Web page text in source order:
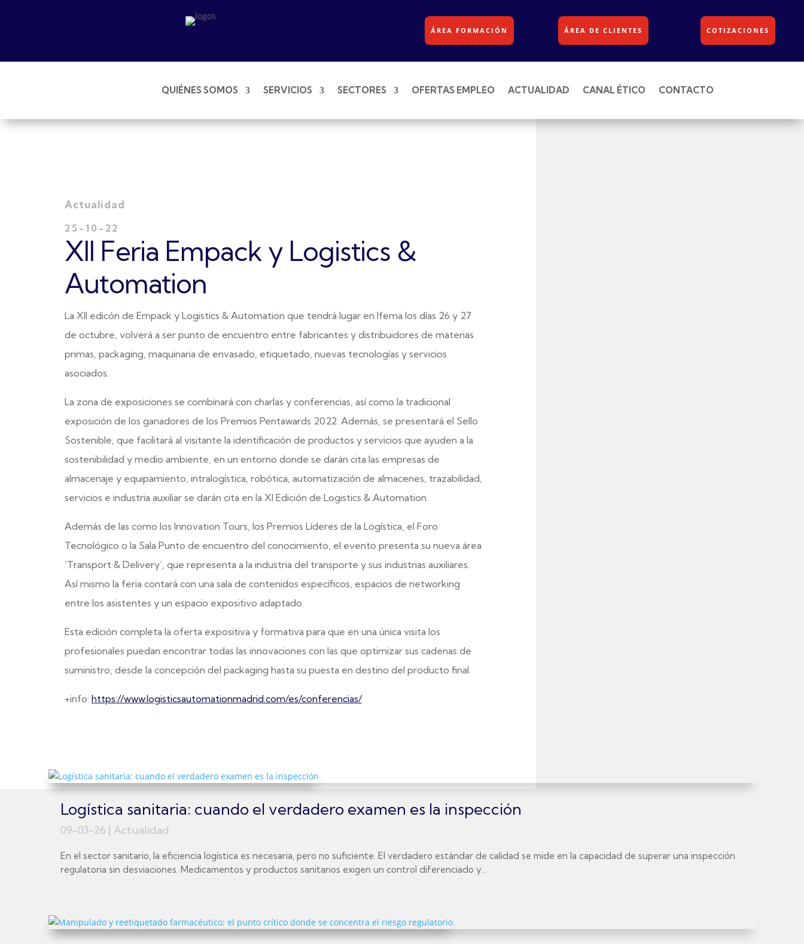
ÁREA FORMACIÓN ÁREA DE CLIENTES COTIZACIONES
QUIÉNES SOMOS SERVICIOS SECTORES OFERTAS EMPLEO ACTUALIDAD CANAL ÉTICO CONTACTO
Actualidad
25-10-22
XII Feria Empack y Logistics &
Automation
La XII edicón de Empack y Logistics & Automation que tendrá lugar en Ifema los días 26 y 27
de octubre, volverá a ser punto de encuentro entre fabricantes y distribuidores de materias
primas, packaging, maquinaria de envasado, etiquetado, nuevas tecnologías y servicios
asociados.
La zona de exposiciones se combinará con charlas y conferencias, así como la tradicional
exposición de los ganadores de los Premios Pentawards 2022. Además, se presentará el Sello
Sostenible, que facilitará al visitante la identificación de productos y servicios que ayuden a la
sostenibilidad y medio ambiente, en un entorno donde se darán cita las empresas de
almacenaje y equipamiento, intralogística, robótica, automatización de almacenes, trazabilidad,
servicios e industria auxiliar se darán cita en la XI Edición de Logistics & Automation.
Además de las como los Innovation Tours, los Premios Líderes de la Logística, el Foro
Tecnológico o la Sala Punto de encuentro del conocimiento, el evento presenta su nueva área
‘Transport & Delivery’, que representa a la industria del transporte y sus industrias auxiliares.
Así mismo la feria contará con una sala de contenidos específicos, espacios de networking
entre los asistentes y un espacio expositivo adaptado.
Esta edición completa la oferta expositiva y formativa para que en una única visita los
profesionales puedan encontrar todas las innovaciones con las que optimizar sus cadenas de
suministro, desde la concepción del packaging hasta su puesta en destino del producto final.
+info: https://www.logisticsautomationmadrid.com/es/conferencias/
Logística sanitaria: cuando el verdadero examen es la inspección
09-03-26 | Actualidad
En el sector sanitario, la eficiencia logística es necesaria, pero no suficiente. El verdadero estándar de calidad se mide en la capacidad de superar una inspección
regulatoria sin desviaciones. Medicamentos y productos sanitarios exigen un control diferenciado y...